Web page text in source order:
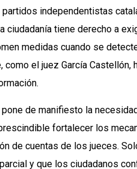
independentistas
ciudadanía tiene derecho a
medidas cuando se
como el juez García
de manifiesto la
fortalecer los
de cuentas de los jueces.
y que los ciudadanos